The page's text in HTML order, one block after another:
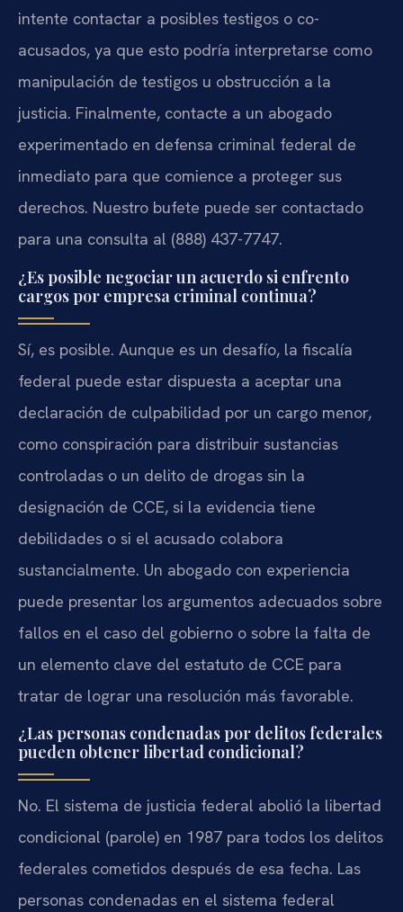
intente contactar a posibles testigos o co-
acusados, ya que esto podría interpretarse como
manipulación de testigos u obstrucción a la
justicia. Finalmente, contacte a un abogado
experimentado en defensa criminal federal de
inmediato para que comience a proteger sus
derechos. Nuestro bufete puede ser contactado
para una consulta al (888) 437-7747.
¿Es posible negociar un acuerdo si enfrento
cargos por empresa criminal continua?
Sí, es posible. Aunque es un desafío, la fiscalía
federal puede estar dispuesta a aceptar una
declaración de culpabilidad por un cargo menor,
como conspiración para distribuir sustancias
controladas o un delito de drogas sin la
designación de CCE, si la evidencia tiene
debilidades o si el acusado colabora
sustancialmente. Un abogado con experiencia
puede presentar los argumentos adecuados sobre
fallos en el caso del gobierno o sobre la falta de
un elemento clave del estatuto de CCE para
tratar de lograr una resolución más favorable.
¿Las personas condenadas por delitos federales
pueden obtener libertad condicional?
No. El sistema de justicia federal abolió la libertad
condicional (parole) en 1987 para todos los delitos
federales cometidos después de esa fecha. Las
personas condenadas en el sistema federal